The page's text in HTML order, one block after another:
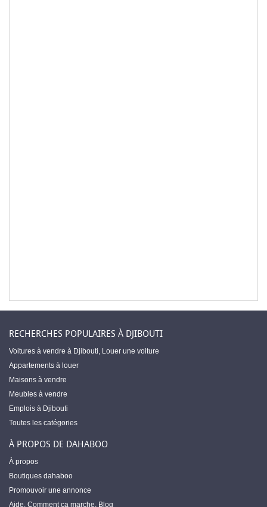
RECHERCHES POPULAIRES À DJIBOUTI
Voitures à vendre à Djibouti, Louer une voiture
Appartements à louer
Maisons à vendre
Meubles à vendre
Emplois à Djibouti
Toutes les catégories
À PROPOS DE DAHABOO
À propos
Boutiques dahaboo
Promouvoir une annonce
Aide, Comment ça marche, Blog